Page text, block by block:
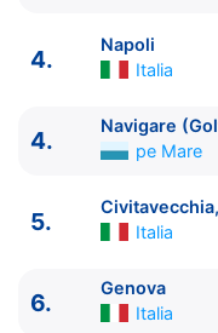
ITINERARIU
Ziua | Portul | Sosire
Barcelona Spania
2.
Navigare
3.
Cagliari, Sardinia
4.
Napoli Italia
4.
Napoli
Italia
4.
Navigare
pe Mare
5.
Italia
6.
Genova
Italia